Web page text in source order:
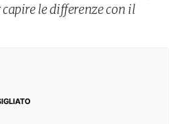
le differenze con il